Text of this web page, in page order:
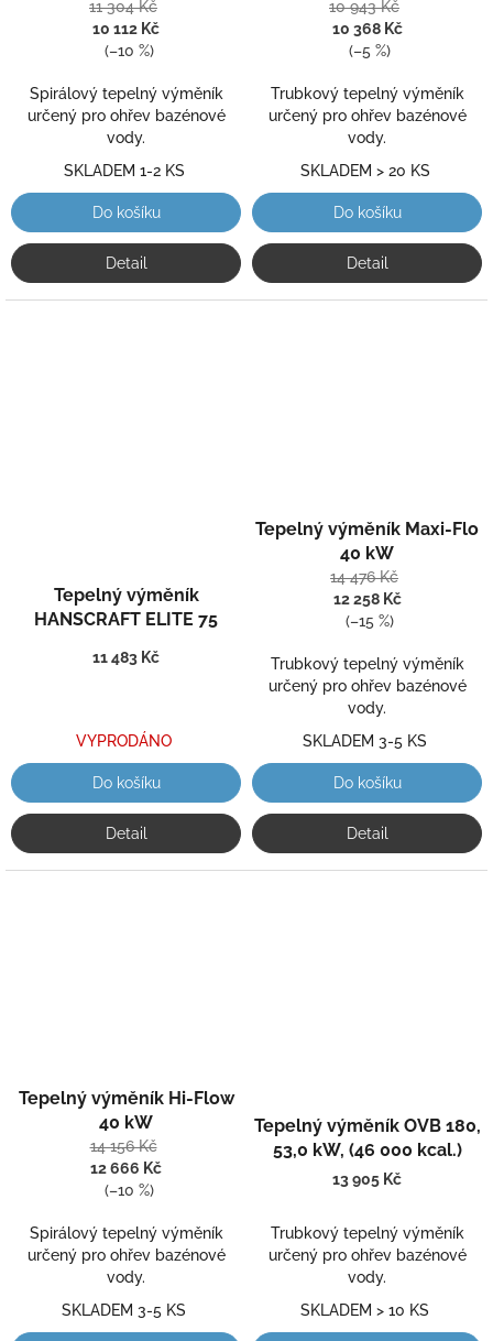
5,0
z
hvězdiček.
11 304 Kč
10 112 Kč
(–10 %)
Spirálový tepelný výměník
určený pro ohřev bazénové
vody.
SKLADEM 1-2 KS
Do košíku
Detail
5,0
z
hvězdiček.
10 943 Kč
10 368 Kč
(–5 %)
Trubkový tepelný výměník
určený pro ohřev bazénové
vody.
SKLADEM > 20 KS
Do košíku
Detail
Tepelný výměník
HANSCRAFT ELITE 75
11 483 Kč
VYPRODÁNO
Do košíku
Detail
hodnocení
produktu
je
5,0
z
hvězdiček.
Tepelný výměník Maxi-Flo
40 kW
14 476 Kč
12 258 Kč
(–15 %)
Trubkový tepelný výměník
určený pro ohřev bazénové
vody.
SKLADEM 3-5 KS
Do košíku
Detail
hodnocení
produktu
je
5,0
z
hvězdiček.
Tepelný výměník Hi-Flow
40 kW
14 156 Kč
12 666 Kč
(–10 %)
Spirálový tepelný výměník
určený pro ohřev bazénové
vody.
SKLADEM 3-5 KS
hodnocení
produktu
5,0
5
hvězdiček.
Tepelný výměník OVB 180,
53,0 kW, (46 000 kcal.)
13 905 Kč
Trubkový tepelný výměník
určený pro ohřev bazénové
vody.
SKLADEM > 10 KS